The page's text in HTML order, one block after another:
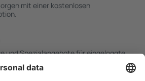
mit einer kostenlosen
und Spezialangebote für eingeloggte